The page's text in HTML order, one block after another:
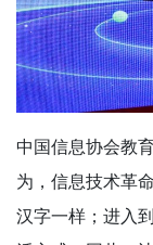
中国信息协会教
为，信息技术革
汉字一样；进入